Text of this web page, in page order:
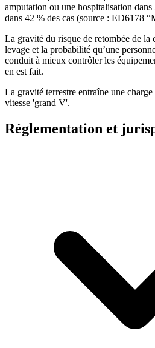
amputation ou une hospitalisation dans
dans 42 % des cas (source : ED6178
La gravité du risque de retombée de la
levage et la probabilité qu’une
conduit à mieux contrôler les
en est fait.
La gravité terrestre entraîne une
vitesse 'grand V'.
Réglementation et